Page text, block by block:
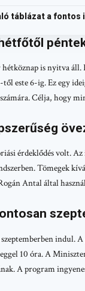
táblázat a fontos
is nyitva áll.
este 6-ig. Ez egy
Célja, hogy
érdeklődés volt.
Tömegek
Antal által
indul.
10 óra. A
A program